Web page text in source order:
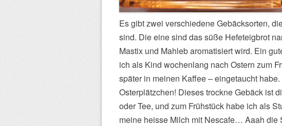
Es gibt zwei verschiedene Gebäcksorten,
sind. Die eine sind das süße Hefeteigbrot
Mastix und Mahleb aromatisiert wird. Ein
ich als Kind wochenlang nach Ostern zum
später in meinen Kaffee – eingetaucht
Osterplätzchen! Dieses trockne Gebäck ist
oder Tee, und zum Frühstück habe ich als
meine heisse Milch mit Nescafe… Aaah die